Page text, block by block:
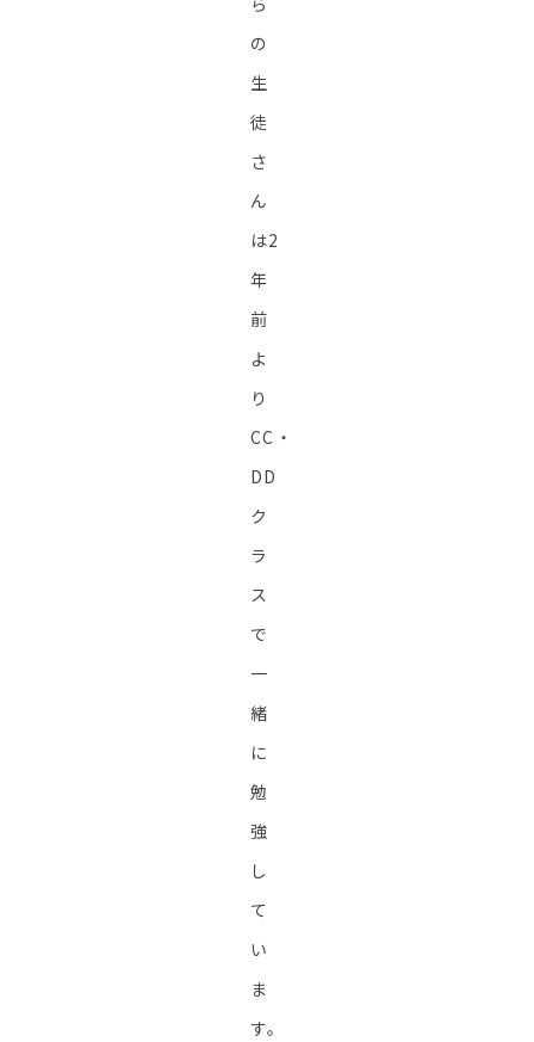
の
生
徒
さ
ん
は2
年
前
よ
り
CC・
DD
ク
ラ
ス
で
一
緒
に
勉
強
し
て
い
ま
す。